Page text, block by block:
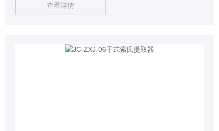
查看详情